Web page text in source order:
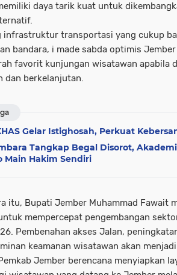
daya tarik kuat untuk
infrastruktur transportasi yang cukup
bandara, i made sabda optimis
favorit kunjungan wisatawan apabila
dan berkelanjutan.
Gelar Istighosah, Perkuat
Tangkap Begal Disorot,
Main Hakim Sendiri
itu, Bupati Jember Muhammad Fawait
mempercepat pengembangan
Pembenahan akses Jalan,
keamanan wisatawan akan
Jember berencana menyiapkan